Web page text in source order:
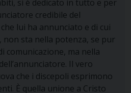
si è dedicato in tutto e per
credibile del
lui ha annunciato e di cui
non sta nella potenza, se pur
comunicazione, ma nella
Il vero
che i discepoli esprimono
È quella unione a Cristo